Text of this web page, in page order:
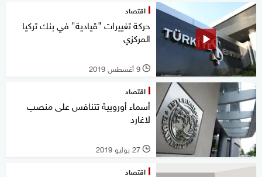
اقتصاد
حركة تغييرات "قيادية" في بنك تركيا
المركزي
l 9 أغسطس 2019
اقتصاد
أسماء أوروبية تتنافس على منصب
لاغارد
l 27 يوليو 2019
اقتصاد